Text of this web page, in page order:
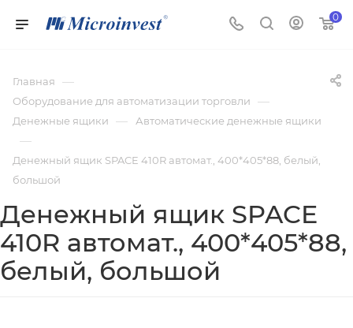
0
Главная —
Оборудование для автоматизации торговли —
Денежные ящики — Автоматические денежные ящики
—
Денежный ящик SPACE 410R автомат., 400*405*88, белый,
большой
Денежный ящик SPACE
410R автомат., 400*405*88,
белый, большой